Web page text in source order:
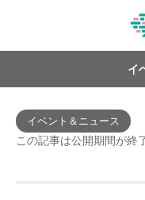
イ
イベント＆ニュース
この記事は公開期間が終